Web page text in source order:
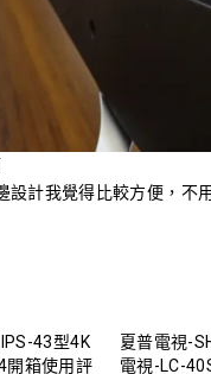
設計我覺得比較方便，不
43型4K
開箱使用評
夏普電視-
電視-LC-